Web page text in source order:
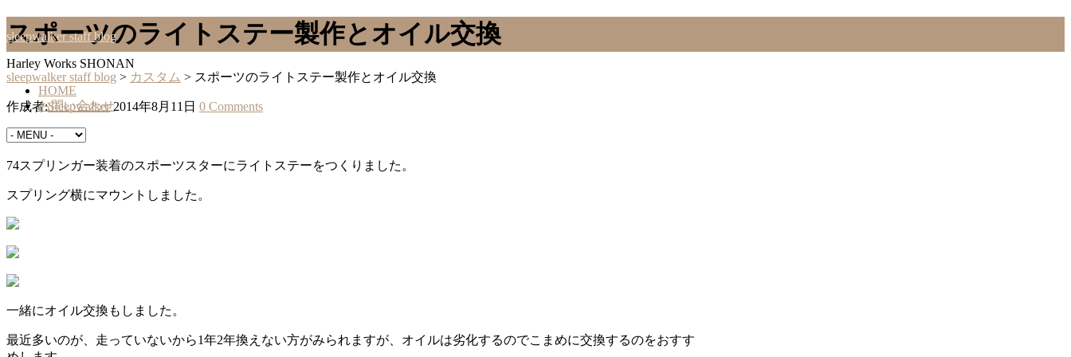
sleepwalker staff blog
Harley Works SHONAN
HOME
お問い合わせ
スポーツのライトステー製作とオイル交換
sleepwalker staff blog > カスタム > スポーツのライトステー製作とオイル交換
作成者:Sleepwalker 2014年8月11日 0 Comments
カスタム
74スプリンガー装着のスポーツスターにライトステーをつくりました。
スプリング横にマウントしました。
一緒にオイル交換もしました。
最近多いのが、走っていないから1年2年換えない方がみられますが、オイルは劣化するのでこまめに交換するのをおすす